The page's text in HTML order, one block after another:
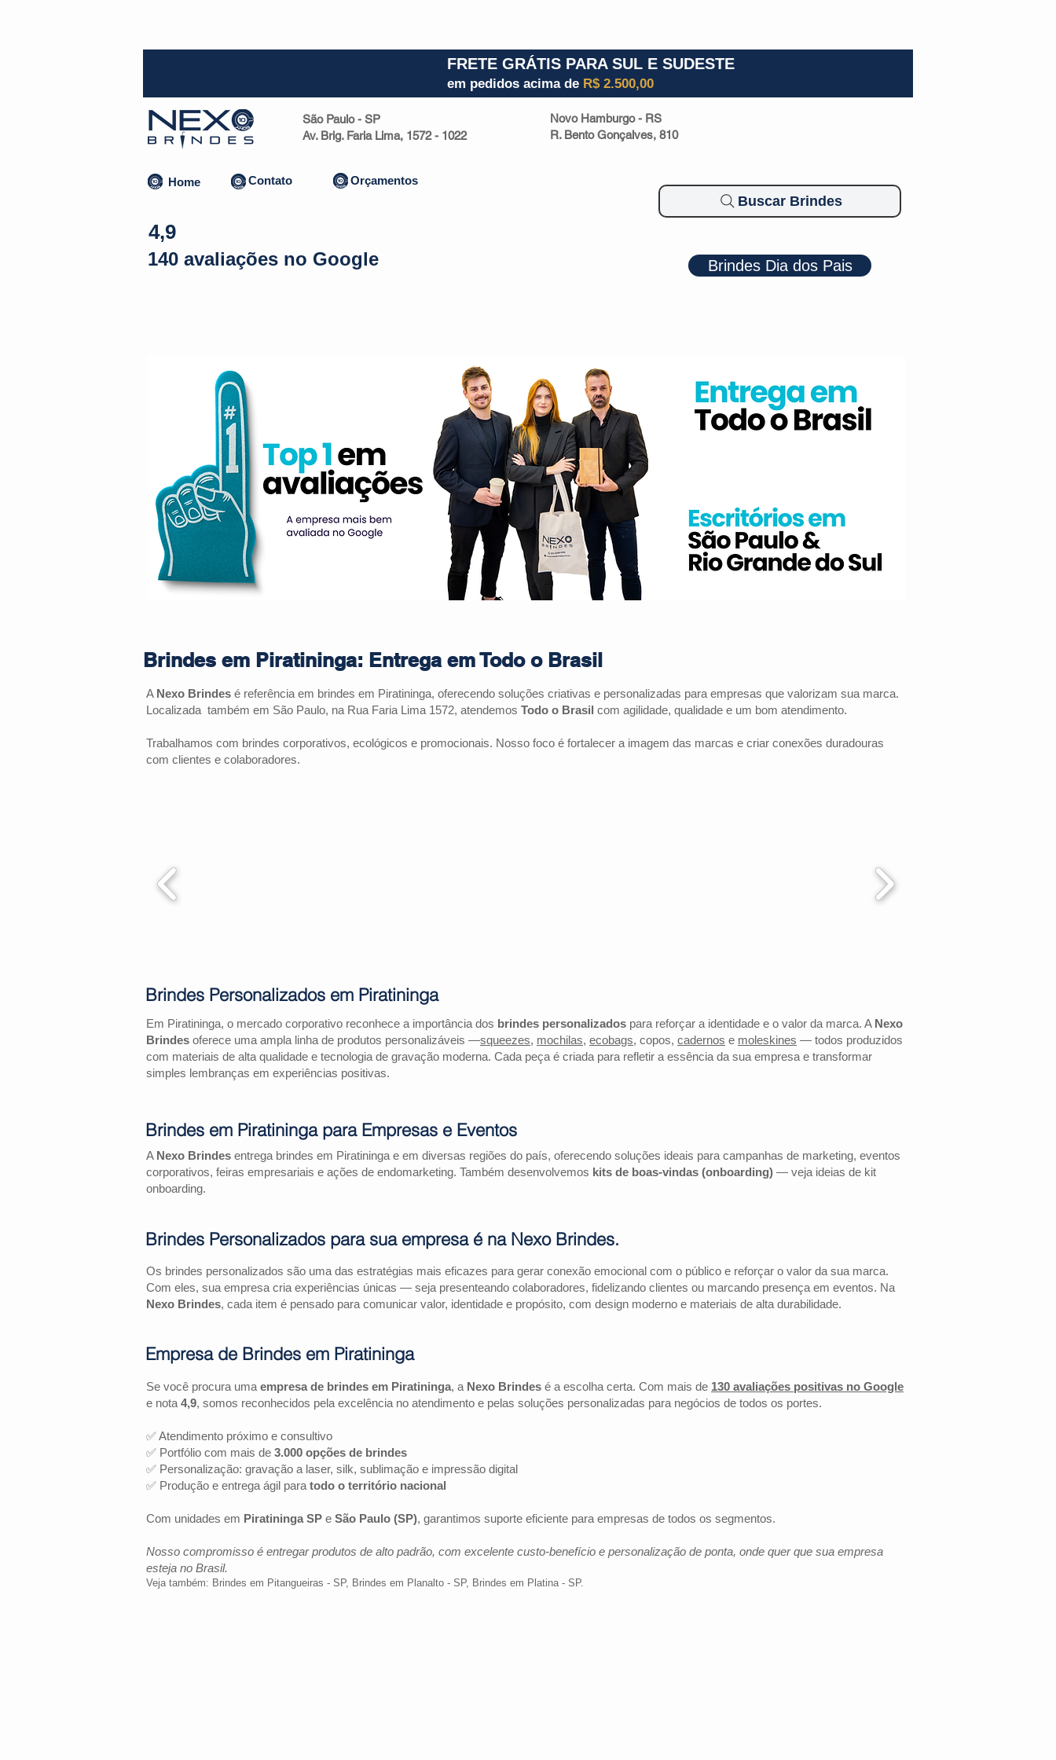
FRETE GRÁTIS PARA SUL E SUDESTE
em pedidos acima de R$ 2.500,00
São Paulo - SP
Av. Brig. Faria Lima, 1572 - 1022
Novo Hamburgo - RS
R. Bento Gonçalves, 810
Home Contato Orçamentos
4,9
140 avaliações no Google
Buscar Brindes
Brindes Dia dos Pais
Brindes em Piratininga: Entrega em Todo o Brasil
A Nexo Brindes é referência em brindes em Piratininga, oferecendo soluções criativas e personalizadas para empresas que valorizam sua marca.
Localizada também em São Paulo, na Rua Faria Lima 1572, atendemos Todo o Brasil com agilidade, qualidade e um bom atendimento.
Trabalhamos com brindes corporativos, ecológicos e promocionais. Nosso foco é fortalecer a imagem das marcas e criar conexões duradouras
com clientes e colaboradores.
Em Piratininga, o mercado corporativo reconhece a importância dos brindes personalizados para reforçar a identidade e o valor da marca. A Nexo
Brindes oferece uma ampla linha de produtos personalizáveis —squeezes, mochilas, ecobags, copos, cadernos e moleskines — todos produzidos
com materiais de alta qualidade e tecnologia de gravação moderna. Cada peça é criada para refletir a essência da sua empresa e transformar
simples lembranças em experiências positivas.
A Nexo Brindes entrega brindes em Piratininga e em diversas regiões do país, oferecendo soluções ideais para campanhas de marketing, eventos
corporativos, feiras empresariais e ações de endomarketing. Também desenvolvemos kits de boas-vindas (onboarding) — veja ideias de kit
onboarding.
Os brindes personalizados são uma das estratégias mais eficazes para gerar conexão emocional com o público e reforçar o valor da sua marca.
Com eles, sua empresa cria experiências únicas — seja presenteando colaboradores, fidelizando clientes ou marcando presença em eventos. Na
Nexo Brindes, cada item é pensado para comunicar valor, identidade e propósito, com design moderno e materiais de alta durabilidade.
Se você procura uma empresa de brindes em Piratininga, a Nexo Brindes é a escolha certa. Com mais de 130 avaliações positivas no Google
e nota 4,9, somos reconhecidos pela excelência no atendimento e pelas soluções personalizadas para negócios de todos os portes.
✅ Atendimento próximo e consultivo
✅ Portfólio com mais de 3.000 opções de brindes
✅ Personalização: gravação a laser, silk, sublimação e impressão digital
✅ Produção e entrega ágil para todo o território nacional
Com unidades em Piratininga SP e São Paulo (SP), garantimos suporte eficiente para empresas de todos os segmentos.
Nosso compromisso é entregar produtos de alto padrão, com excelente custo-benefício e personalização de ponta, onde quer que sua empresa
esteja no Brasil.
Veja também: Brindes em Pitangueiras - SP, Brindes em Planalto - SP, Brindes em Platina - SP.
Brindes Personalizados em Piratininga
Brindes em Piratininga para Empresas e Eventos
Brindes Personalizados para sua empresa é na Nexo Brindes.
Empresa de Brindes em Piratininga